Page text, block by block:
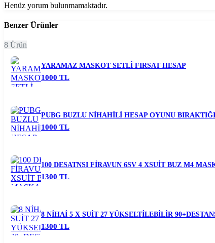
Henüz yorum bulunmamaktadır.
Benzer Ürünler
8 Ürün
YARAMAZ MASKOT SETLİ FIRSAT HESAP
1000 TL
PUBG BUZLU NİHAHİLİ HESAP OYUNU
1000 TL
100 DESATNSI FİRAVUN 6SV 4 XSUİT BUZ M4
1300 TL
8 NİHAİ 5 X SUİT 27 YÜKSELTİLEBİLİR
1300 TL